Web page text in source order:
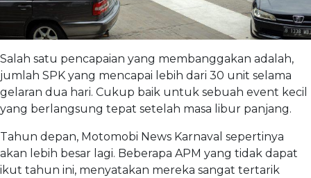
Salah satu pencapaian yang membanggakan adalah,
jumlah SPK yang mencapai lebih dari 30 unit selama
gelaran dua hari. Cukup baik untuk sebuah event kecil
yang berlangsung tepat setelah masa libur panjang.
Tahun depan, Motomobi News Karnaval sepertinya
akan lebih besar lagi. Beberapa APM yang tidak dapat
ikut tahun ini, menyatakan mereka sangat tertarik